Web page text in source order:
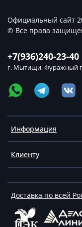
Информация
Клиенту
Доставка по всей
+7(936)240-23-40
г. Мытищи, Фуражный
Официальный сайт
© Все права